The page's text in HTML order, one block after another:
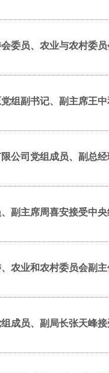
委员、农业与农村委
组副书记、副主席王
公司党组成员、副总
副主席周喜安接受中
农业和农村委员会副
成员、副局长张天峰